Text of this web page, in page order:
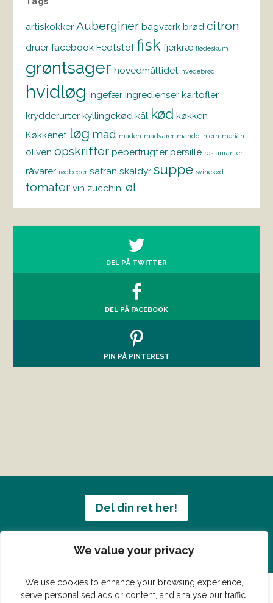
We value your privacy
We use cookies to enhance your browsing experience,
serve personalised ads or content, and analyse our traffic.
artiskokker Auberginer bagværk brød citron
druer facebook Fedtstof fisk fjerkræ flødeskum
grøntsager hovedmåltidet hvedebrød
hvidløg ingefær ingredienser kartofler
krydderurter kyllingekød kål kød køkken
Køkkenet løg mad maden madvarer mandolinjern merian
oliven opskrifter peberfrugter persille restauranter
råvarer rødbeder safran skaldyr suppe svinekød
tomater vin zucchini øl
DEL PÅ TWITTER
DEL PÅ FACEBOOK
PIN PÅ PINTEREST
Del din ret her!
Har du en konge ret du vil dele?